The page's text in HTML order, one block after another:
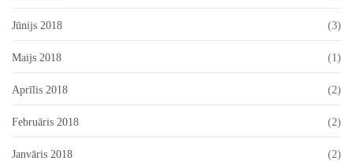
Jūnijs 2018 (3)
Maijs 2018 (1)
Aprīlis 2018 (2)
Februāris 2018 (2)
Janvāris 2018 (2)